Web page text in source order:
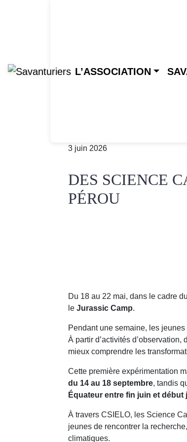
L’ASSOCIATION
3 juin 2026
DES SCIENCE
PÉROU
Du 18 au 22 mai, dans le cadre
le Jurassic Camp.
Pendant une semaine, les
À partir d’activités
mieux comprendre les
Cette première expérimentation
du 14 au 18 septembre, tandis
Équateur entre fin juin et début
À travers CSIELO, les Science
jeunes de rencontrer la
climatiques.